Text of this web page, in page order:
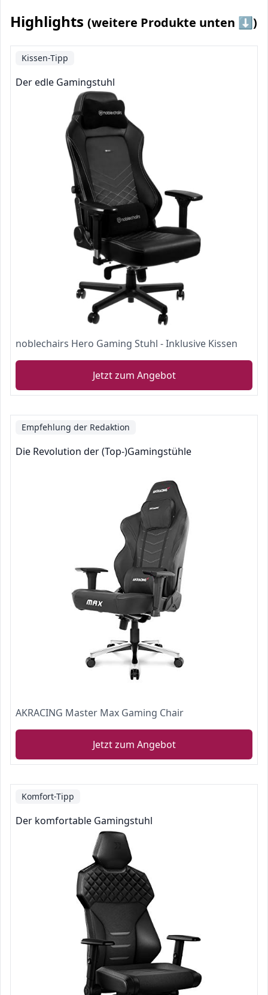
Highlights (weitere Produkte unten ⬇️)
Kissen-Tipp
Der edle Gamingstuhl
noblechairs Hero Gaming Stuhl - Inklusive Kissen
Jetzt zum Angebot
Empfehlung der Redaktion
Die Revolution der (Top-)Gamingstühle
AKRACING Master Max Gaming Chair
Jetzt zum Angebot
Komfort-Tipp
Der komfortable Gamingstuhl